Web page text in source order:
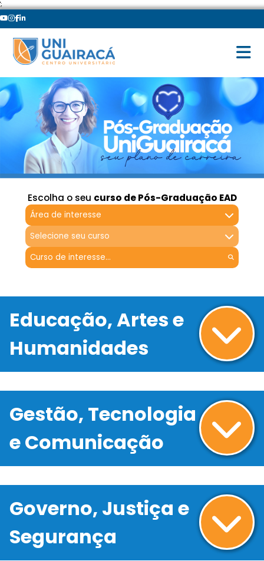
';
Escolha o seu curso de Pós-Graduação EAD
Área de interesse
Selecione seu curso
Educação, Artes e
Humanidades
Gestão, Tecnologia
e Comunicação
Governo, Justiça e
Segurança